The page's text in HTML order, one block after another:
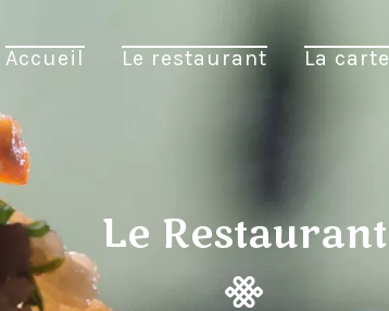
Accueil Le restaurant La carte
Le Restaurant